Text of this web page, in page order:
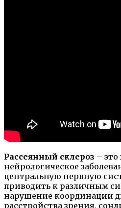
Рассеянный склероз – это
нейрологическое
центральную нервную
приводить к различным
нарушение координации
расстройства зрения,